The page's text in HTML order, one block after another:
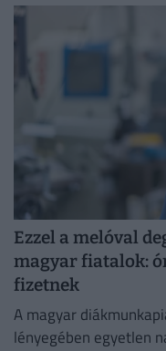
Ezzel a melóval
magyar fiatalok:
fizetnek
A magyar
lényegében egyetlen